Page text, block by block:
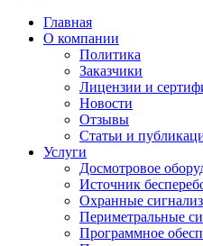
Главная
О компании
Политика
Заказчики
Лицензии и
Новости
Отзывы
Статьи и
Услуги
Досмотровое
Источник
Охранные
Периметральные
Программное